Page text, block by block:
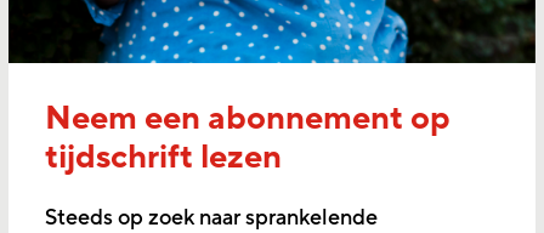
Neem een abonnement op
tijdschrift lezen
Steeds op zoek naar sprankelende